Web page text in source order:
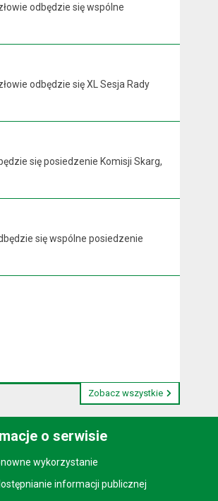
odbędzie się wspólne
odbędzie się XL Sesja Rady
się posiedzenie Komisji Skarg,
się wspólne posiedzenie
Zobacz wszystkie
o serwisie
wykorzystanie
informacji publicznej